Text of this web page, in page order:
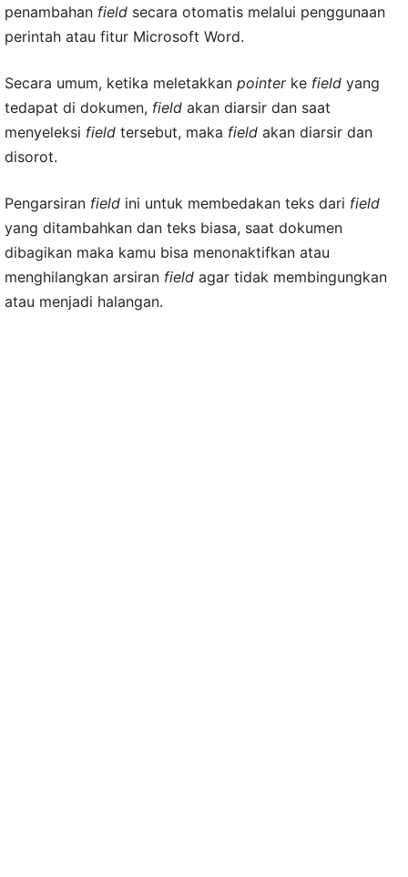
penambahan field secara otomatis melalui penggunaan
perintah atau fitur Microsoft Word.
Secara umum, ketika meletakkan pointerke field yang
tedapat di dokumen, field akan diarsir dan saat
menyeleksi field tersebut, maka field akan diarsir dan
disorot.
Pengarsiran field ini untuk membedakan teks dari field
yang ditambahkan dan teks biasa, saat dokumen
dibagikan maka kamu bisa menonaktifkan atau
menghilangkan arsiran field agar tidak membingungkan
atau menjadi halangan.